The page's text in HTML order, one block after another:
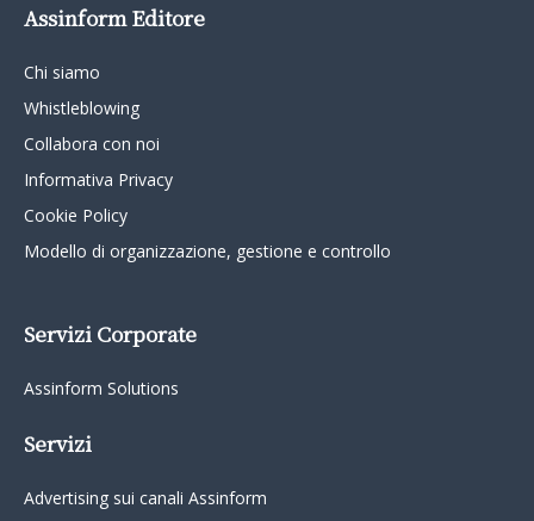
Assinform Editore
Chi siamo
Whistleblowing
Collabora con noi
Informativa Privacy
Cookie Policy
Modello di organizzazione, gestione e controllo
Servizi Corporate
Assinform Solutions
Servizi
Advertising sui canali Assinform